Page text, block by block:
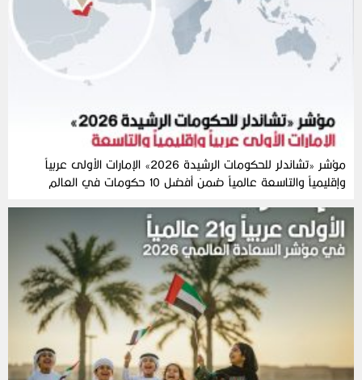
مؤشر «تشاندلر للحكومات الرشيدة 2026» الإمارات الأولى عربياً
وإقليمياً والتاسعة عالمياً ضمن أفضل 10 حكومات في العالم